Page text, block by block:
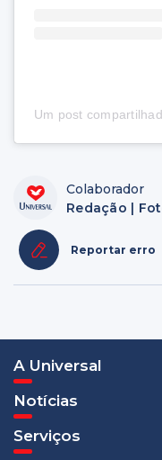
Um post
Colaborador
Redação |
Reportar erro
A Universal
Notícias
Serviços